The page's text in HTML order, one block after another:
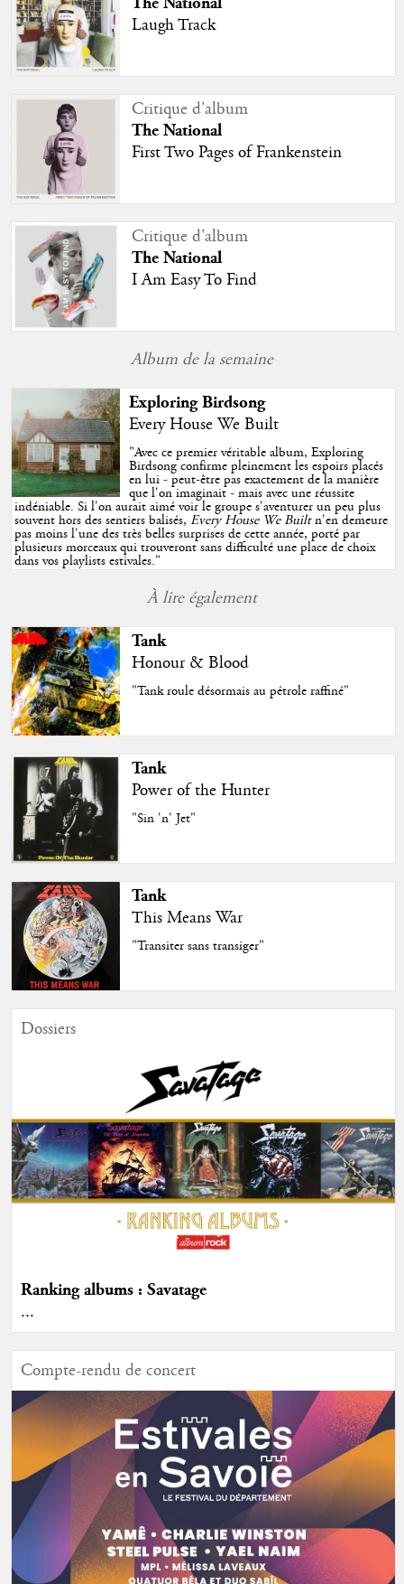
Laugh Track
Critique d'album
The National
First Two Pages of Frankenstein
Critique d'album
The National
I Am Easy To Find
Album de la semaine
Exploring Birdsong
Every House We Built
"Avec ce premier véritable album, Exploring
Birdsong confirme pleinement les espoirs placés
en lui - peut-être pas exactement de la manière
que l'on imaginait - mais avec une réussite
indéniable. Si l'on aurait aimé voir le groupe s'aventurer un peu plus
souvent hors des sentiers balisés,Every House We Builtn'en demeure
pas moins l'une des très belles surprises de cette année, porté par
plusieurs morceaux qui trouveront sans difficulté une place de choix
dans vos playlists estivales."
À lire également
Tank
Honour & Blood
"Tank roule désormais au pétrole raffiné"
Tank
Power of the Hunter
"Sin 'n' Jet"
Tank
This Means War
"Transiter sans transiger"
Dossiers
Ranking albums : Savatage
...
Compte-rendu de concert